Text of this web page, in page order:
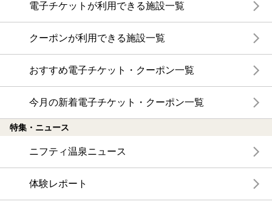
電子チケットが利用できる施設一覧
クーポンが利用できる施設一覧
おすすめ電子チケット・クーポン一覧
今月の新着電子チケット・クーポン一覧
特集・ニュース
ニフティ温泉ニュース
体験レポート